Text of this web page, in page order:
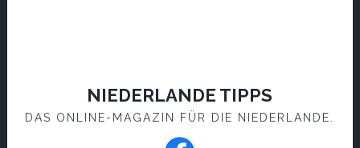
NIEDERLANDE TIPPS
DAS ONLINE-MAGAZIN FÜR DIE NIEDERLANDE.